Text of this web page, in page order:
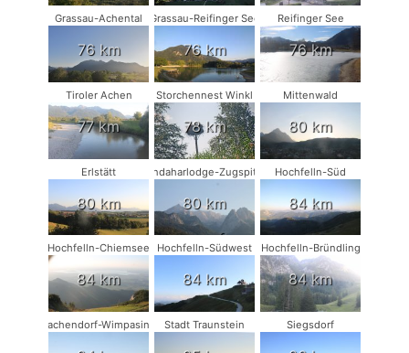
Grassau-Achental
76 km
Grassau-Reifinger See
76 km
Reifinger See
76 km
Tiroler Achen
77 km
Storchennest Winkl
78 km
Mittenwald
80 km
Erlstätt
80 km
Kandaharlodge-Zugspitze
80 km
Hochfelln-Süd
84 km
Hochfelln-Chiemsee
84 km
Hochfelln-Südwest
84 km
Hochfelln-Bründling
84 km
Vachendorf-Wimpasing Stadt Traunstein Siegsdorf